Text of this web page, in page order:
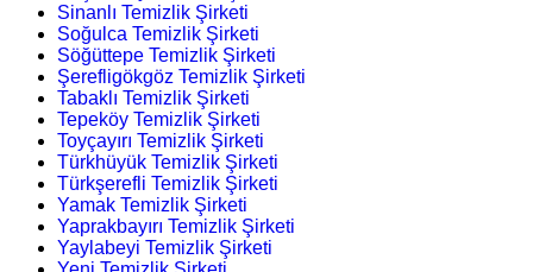
Sinanlı Temizlik Şirketi
Soğulca Temizlik Şirketi
Söğüttepe Temizlik Şirketi
Şerefligökgöz Temizlik Şirketi
Tabaklı Temizlik Şirketi
Tepeköy Temizlik Şirketi
Toyçayırı Temizlik Şirketi
Türkhüyük Temizlik Şirketi
Türkşerefli Temizlik Şirketi
Yamak Temizlik Şirketi
Yaprakbayırı Temizlik Şirketi
Yaylabeyi Temizlik Şirketi